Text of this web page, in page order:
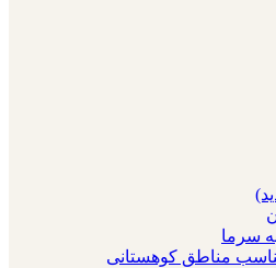
سرما
مناطق کوهستانی